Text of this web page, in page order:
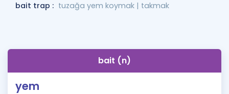
bait trap : tuzağa yem koymak | takmak
bait (n)
yem